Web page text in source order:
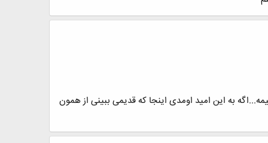
به این امید اومدی اینجا که قدیمی ببینی از همون